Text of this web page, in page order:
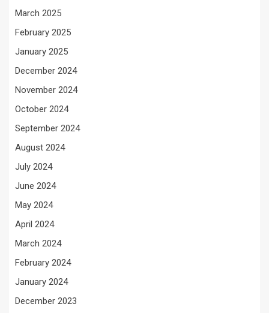
March 2025
February 2025
January 2025
December 2024
November 2024
October 2024
September 2024
August 2024
July 2024
June 2024
May 2024
April 2024
March 2024
February 2024
January 2024
December 2023